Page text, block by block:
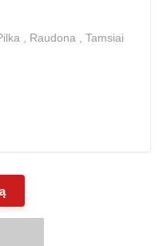
, Raudona , Tamsiai